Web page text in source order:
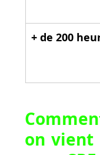
+ de 200
on vient